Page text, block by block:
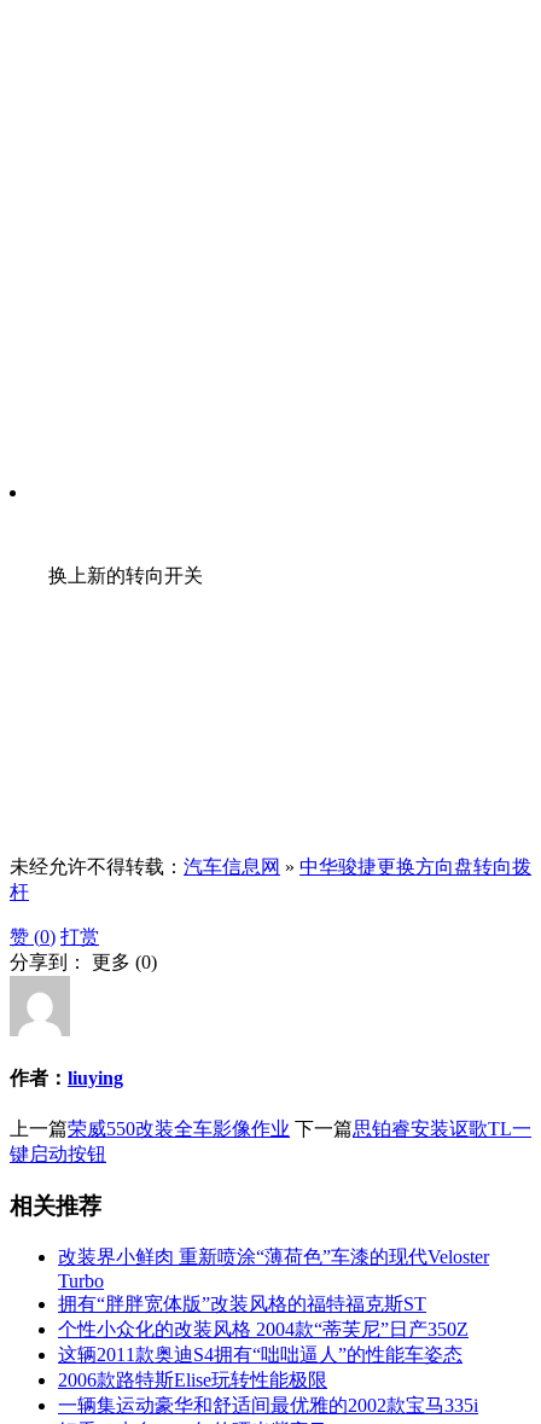
换上新的转向开关
未经允许不得转载： 汽车信息网 » 中华骏捷更换方向盘转向拨
杆
赞 (0) 打赏
分享到： 更多 (0)
作者： liuying
上一篇荣威550改装全车影像作业 下一篇思铂睿安装讴歌TL一
键启动按钮
相关推荐
改装界小鲜肉 重新喷涂“薄荷色”车漆的现代Veloster
Turbo
拥有“胖胖宽体版”改装风格的福特福克斯ST
个性小众化的改装风格 2004款“蒂芙尼”日产350Z
这辆2011款奥迪S4拥有“咄咄逼人”的性能车姿态
2006款路特斯Elise玩转性能极限
一辆集运动豪华和舒适间最优雅的2002款宝马335i